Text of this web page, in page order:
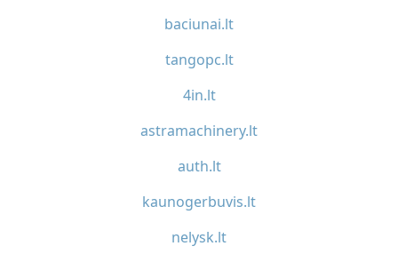
baciunai.lt
tangopc.lt
4in.lt
astramachinery.lt
auth.lt
kaunogerbuvis.lt
nelysk.lt